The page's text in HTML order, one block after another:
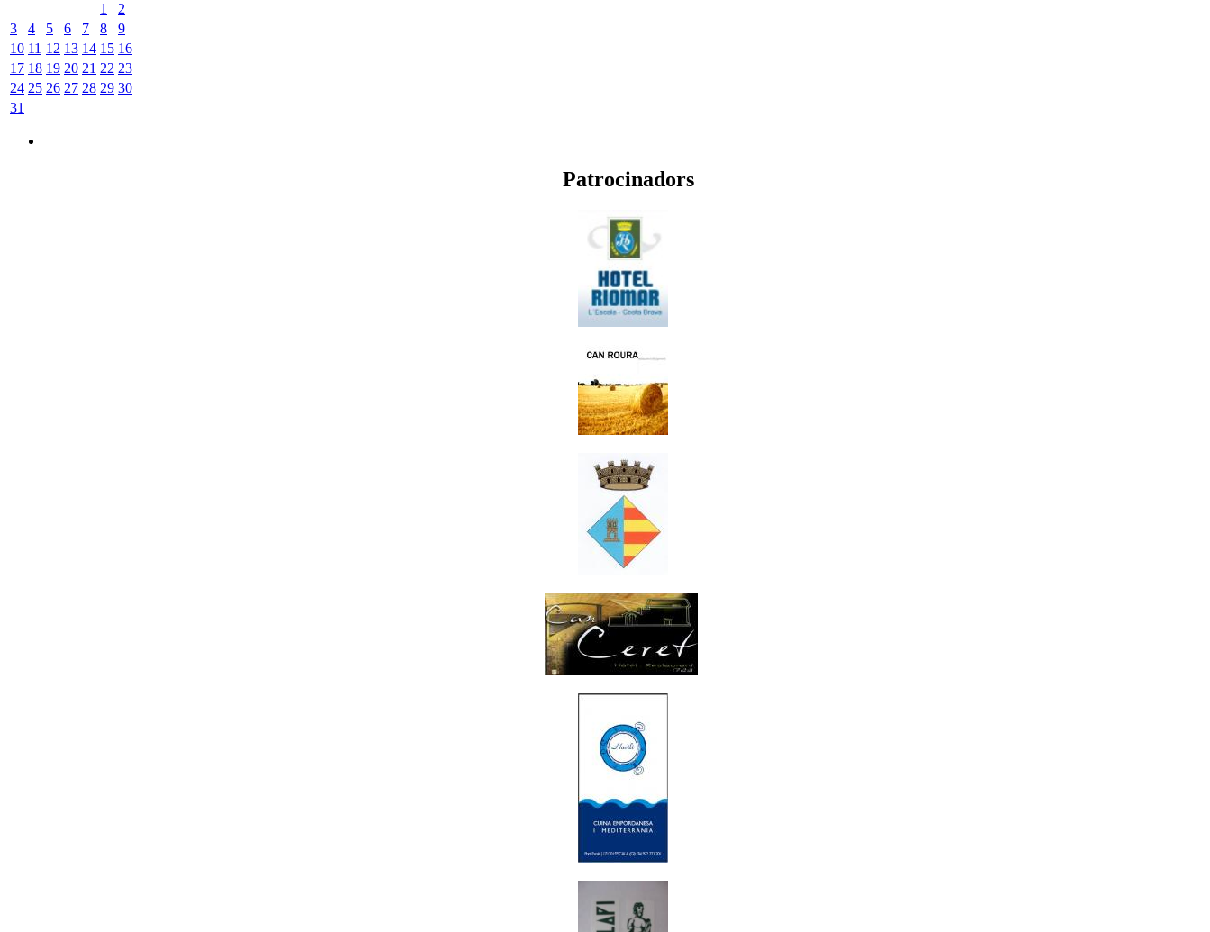
1
2
3
4 5 6 7 8
9
10 11 12 13 14 15 16
17 18 19 20 21 22 23
24 25 26 27 28 29 30
31
Patrocinadors